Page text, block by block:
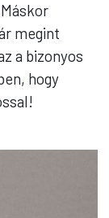
megint
a bizonyos
hogy